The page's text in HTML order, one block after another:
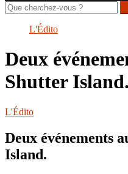
Rechercher
sur
L'Édito
Deux
Shutter Island.
L'Édito
Deux événements
Island.